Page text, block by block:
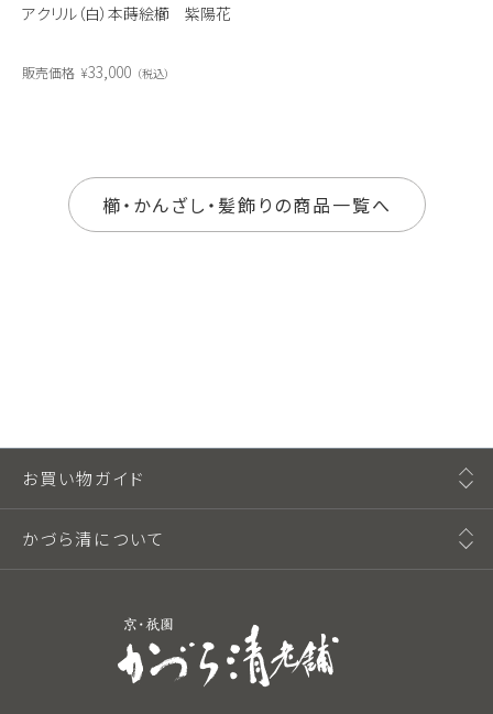
アクリル（白）本蒔絵櫛 紫陽花
販売価格 ¥33,000 税込
櫛・かんざし・髪飾りの商品一覧へ
お買い物ガイド
かづら清について